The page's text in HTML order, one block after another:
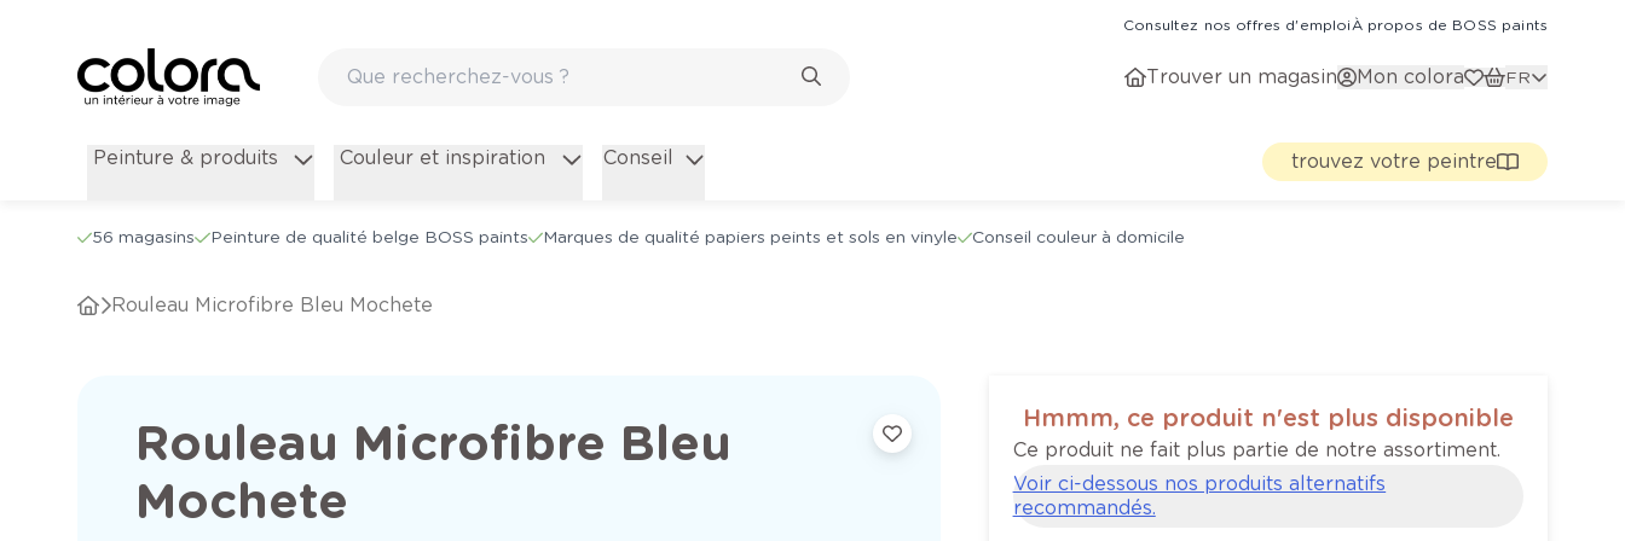
Consultez nos offres d'emploiÀ propos de BOSS paints
Trouver un magasin Mon colora FR
Peinture & produits Couleur et inspiration Conseil trouvez votre peintre
56 magasins Peinture de qualité belge BOSS paints Marques de qualité papiers peints et sols en vinyle Conseil couleur à domicile
Rouleau Microfibre Bleu Mochete
Rouleau Microfibre Bleu
Mochete
Hmmm, ce produit n'est plus disponible
Ce produit ne fait plus partie de notre assortiment.
Voir ci-dessous nos produits alternatifs
recommandés.